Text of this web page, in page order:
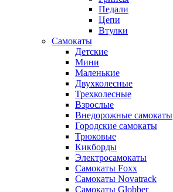
Педали
Цепи
Втулки
Самокаты
Детские
Мини
Маленькие
Двухколесные
Трехколесные
Взрослые
Внедорожные самокаты
Городские самокаты
Трюковые
Кикборды
Электросамокаты
Самокаты Foxx
Самокаты Novatrack
Самокаты Globber